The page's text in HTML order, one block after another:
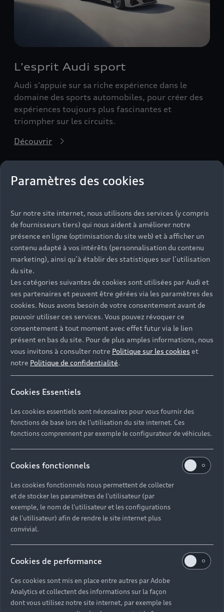
L'esprit Audi sport
Audi s'appuie sur sa riche expérience dans le
domaine des sports automobiles, pour créer des
expériences toujours plus fascinantes et
triompher sur les circuits.
Découvrir
L’Audi R8 Green Hell
Pour vivre de l’intérieur ce qui a forgé la légende
Audi en compétition, Audi a créé la R8 green hell,
limitée à 50 exemplaires, en hommage à l'Audi
R8 LMS.
Audi sur le Dakar 2022
En 2022, le Rallye Dakar a accueilli Audi pour sa
première participation, avec l'Audi RS Q e-tron
spécialement développée pour la compétition.
Découvrir
Paramètres des cookies
Sur notre site internet, nous utilisons des services (y compris
de fournisseurs tiers) qui nous aident à améliorer notre
présence en ligne (optimisation du site web) et à afficher un
contenu adapté à vos intérêts (personnalisation du contenu
marketing), ainsi qu’à établir des statistiques sur l’utilisation
du site.
Les catégories suivantes de cookies sont utilisées par Audi et
ses partenaires et peuvent être gérées via les paramètres des
cookies. Nous avons besoin de votre consentement avant de
pouvoir utiliser ces services. Vous pouvez révoquer ce
consentement à tout moment avec effet futur via le lien
présent en bas du site. Pour de plus amples informations, nous
vous invitons à consulter notre Politique sur les cookies et
notre Politique de confidentialité.
Cookies Essentiels
Les cookies essentiels sont nécessaires pour vous fournir des
fonctions de base lors de l'utilisation du site internet. Ces
fonctions comprennent par exemple le configurateur de véhicules.
Cookies fonctionnels
Les cookies fonctionnels nous permettent de collecter
et de stocker les paramètres de l'utilisateur (par
exemple, le nom de l'utilisateur et les configurations
de l'utilisateur) afin de rendre le site internet plus
convivial.
Cookies de performance
Ces cookies sont mis en place entre autres par Adobe
Analytics et collectent des informations sur la façon
dont vous utilisez notre site internet, par exemple les